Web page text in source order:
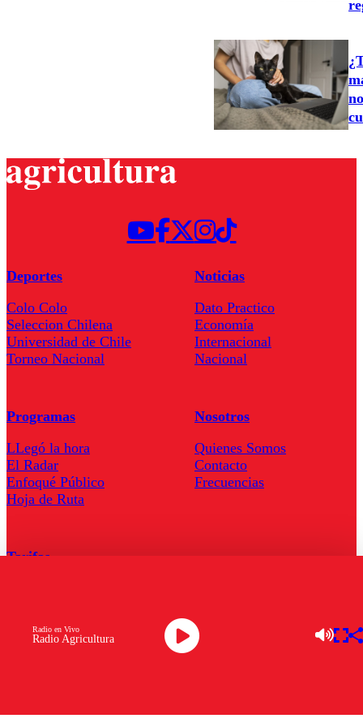
Radio Agricultura
Radio en Vivo
Deportes
Colo Colo
Seleccion Chilena
Universidad de Chile
Torneo Nacional
Noticias
Dato Practico
Economía
Internacional
Nacional
Programas
LLegó la hora
El Radar
Enfoqué Público
Hoja de Ruta
Nosotros
Quienes Somos
Contacto
Frecuencias
Tarifas
Descarga la APP